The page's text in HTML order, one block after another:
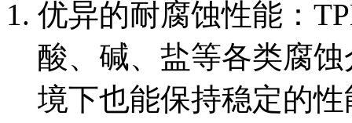
优异的耐腐蚀性能‌：
酸、碱、盐等各类腐
境下也能保持稳定的